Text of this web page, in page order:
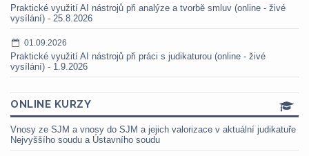
Praktické využití AI nástrojů při analýze a tvorbě smluv (online - živé
vysílání) - 25.8.2026
01.09.2026
Praktické využití AI nástrojů při práci s judikaturou (online - živé
vysílání) - 1.9.2026
ONLINE KURZY
Vnosy ze SJM a vnosy do SJM a jejich valorizace v aktuální judikatuře
Nejvyššího soudu a Ústavního soudu